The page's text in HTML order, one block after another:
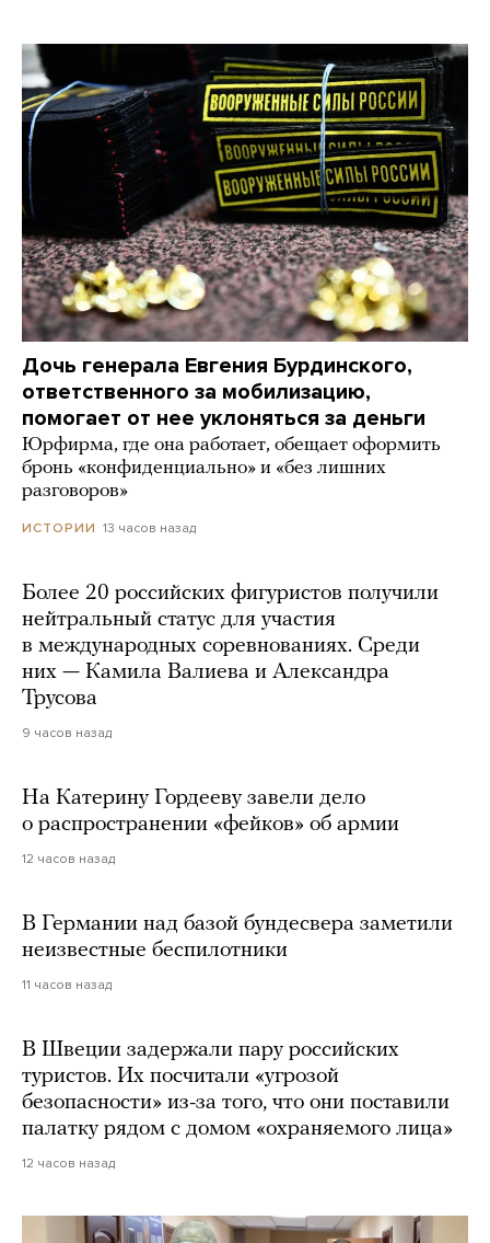
Дочь генерала Евгения Бурдинского,
ответственного за мобилизацию,
помогает от нее уклоняться за деньги
Юрфирма, где она работает, обещает оформить
бронь «конфиденциально» и «без лишних
разговоров»
ИСТОРИИ 13 часов назад
Более 20 российских фигуристов получили
нейтральный статус для участия
в международных соревнованиях. Среди
них — Камила Валиева и Александра
Трусова
9 часов назад
На Катерину Гордееву завели дело
о распространении «фейков» об армии
12 часов назад
В Германии над базой бундесвера заметили
неизвестные беспилотники
11 часов назад
В Швеции задержали пару российских
туристов. Их посчитали «угрозой
безопасности» из-за того, что они поставили
палатку рядом с домом «охраняемого лица»
12 часов назад